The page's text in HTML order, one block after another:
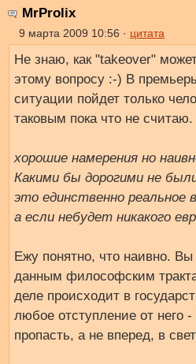
MrProlix
9 марта 2009 10:56 · цитата
Не знаю, как "takeover"
этому вопросу :-) В
ситуации пойдет только
таковым пока что не считаю.
хорошие намерения но
Какими бы дорогими не
это единственно реальное
а если небудет никакого
Ежу понятно, что наивно. Вы
данным философским
деле происходит в
любое отступление от него
пропасть, а не вперед, в